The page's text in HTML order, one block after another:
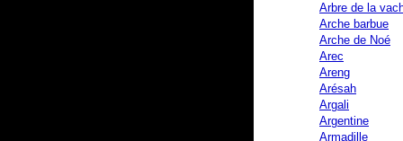
Arbre de la
Arche barbue
Arche de Noé
Arec
Areng
Arésah
Argali
Argentine
Armadille